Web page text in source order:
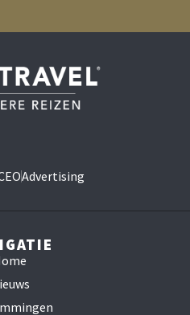
Advertising